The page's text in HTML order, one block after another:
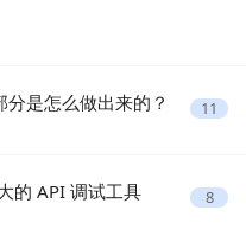
是怎么做出来的？ 11
的 API 调试工具 8